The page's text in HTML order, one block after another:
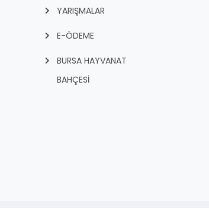
YARIŞMALAR
E-ÖDEME
BURSA HAYVANAT
BAHÇESİ